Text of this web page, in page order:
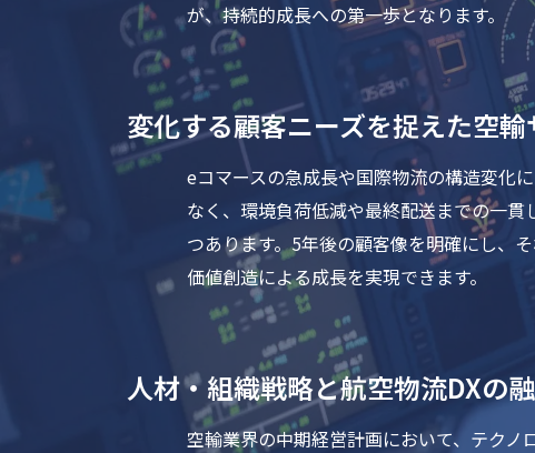
が、持続的成長への第一歩となります。
変化する顧客ニーズを捉えた空
eコマースの急成長や国際物流の構造変化
なく、環境負荷低減や最終配送までの一
つあります。5年後の顧客像を明確にし、
価値創造による成長を実現できます。
人材・組織戦略と航空物流DXの
空輸業界の中期経営計画において、テク